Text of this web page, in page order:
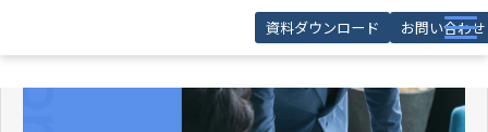
資料ダウンロード お問い合わせ
導入事例